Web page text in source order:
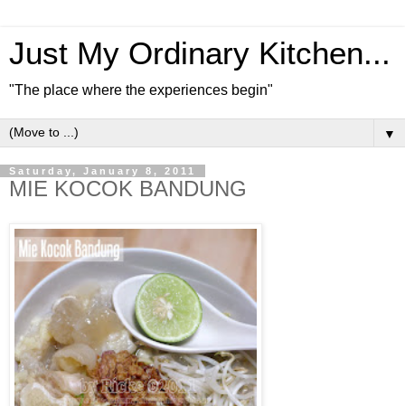
Just My Ordinary Kitchen...
"The place where the experiences begin"
▼
Saturday, January 8, 2011
MIE KOCOK BANDUNG